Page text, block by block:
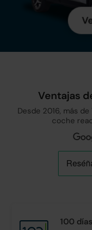
Ventajas
Desde 2016, más
coche
100